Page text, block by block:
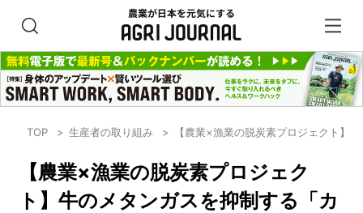
TOP 生産者の取り組み 【農業×漁業の脱炭素プロジェクト】
【農業×漁業の脱炭素プロジェク
ト】牛のメタンガスを抑制する「カ